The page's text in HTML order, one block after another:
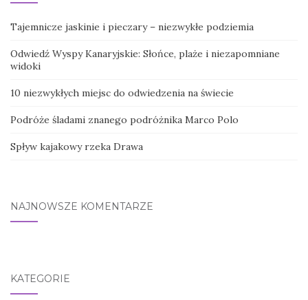
Tajemnicze jaskinie i pieczary – niezwykłe podziemia
Odwiedź Wyspy Kanaryjskie: Słońce, plaże i niezapomniane
widoki
10 niezwykłych miejsc do odwiedzenia na świecie
Podróże śladami znanego podróżnika Marco Polo
Spływ kajakowy rzeka Drawa
NAJNOWSZE KOMENTARZE
KATEGORIE